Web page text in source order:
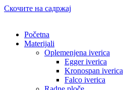
Скочите на садржај
Početna
Materijali
Oplemenjena iverica
Egger iverica
Kronospan iverica
Falco iverica